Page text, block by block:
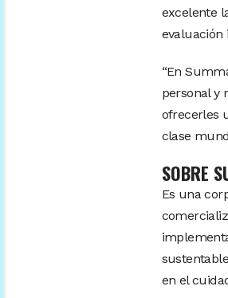
excelente
evaluación
“En
personal y
ofrecerles
clase
SOBRE
Es una
en el